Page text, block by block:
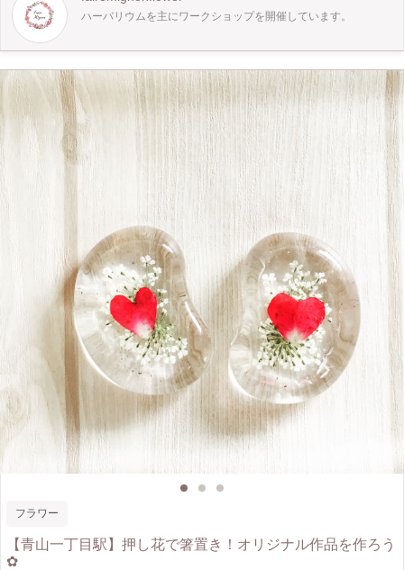
ハーバリウムを主にワークショップを開催しています。
フラワー
【青山一丁目駅】押し花で箸置き！オリジナル作品を作ろう
✿